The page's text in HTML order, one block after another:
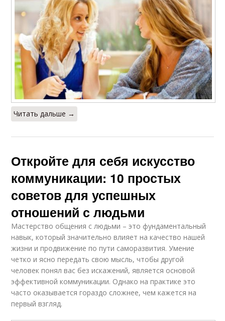
Читать дальше →
Откройте для себя искусство
коммуникации: 10 простых
советов для успешных
отношений с людьми
Мастерство общения с людьми – это фундаментальный
навык, который значительно влияет на качество нашей
жизни и продвижение по пути саморазвития. Умение
четко и ясно передать свою мысль, чтобы другой
человек понял вас без искажений, является основой
эффективной коммуникации. Однако на практике это
часто оказывается гораздо сложнее, чем кажется на
первый взгляд.